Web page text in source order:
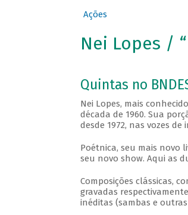
Ações
Nei Lopes /
Quintas no
Nei Lopes, mais
década de 1960. Sua
desde 1972, nas vozes
Poétnica, seu mais novo
seu novo show. Aqui as
Composições clássicas,
gravadas
inéditas (sambas e